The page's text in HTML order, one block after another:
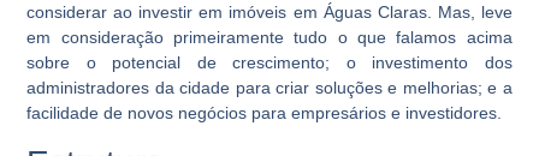
considerar ao investir em imóveis em Águas Claras. Mas, leve
em consideração primeiramente tudo o que falamos acima
sobre o potencial de crescimento; o investimento dos
administradores da cidade para criar soluções e melhorias; e a
facilidade de novos negócios para empresários e investidores.